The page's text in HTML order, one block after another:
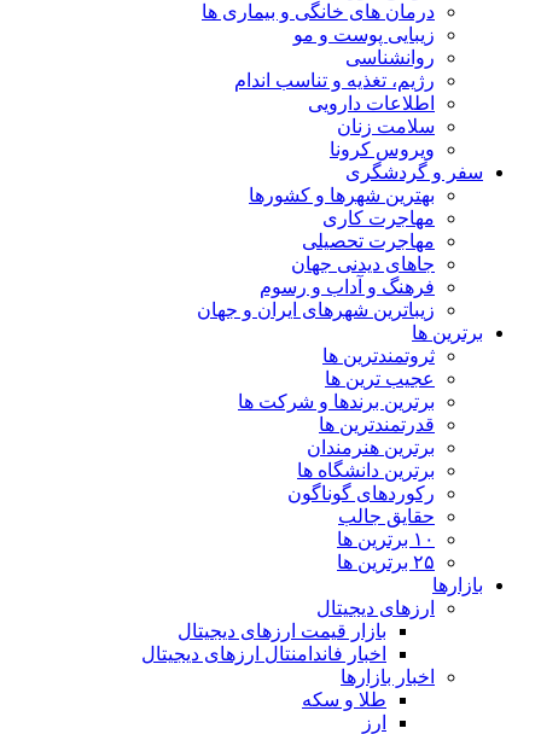
درمان های خانگی و بیماری ها
زیبایی پوست و مو
روانشناسی
رژیم، تغذیه و تناسب اندام
اطلاعات دارویی
سلامت زنان
ویروس کرونا
سفر و گردشگری
بهترین شهرها و کشورها
مهاجرت کاری
مهاجرت تحصیلی
جاهای دیدنی جهان
فرهنگ و آداب و رسوم
زیباترین شهرهای ایران و جهان
برترین ها
ثروتمندترین ها
عجیب ترین ها
برترین برندها و شرکت ها
قدرتمندترین ها
برترین هنرمندان
برترین دانشگاه ها
رکوردهای گوناگون
حقایق جالب
۱۰ برترین ها
۲۵ برترین ها
بازارها
ارزهای دیجیتال
بازار قیمت ارزهای دیجیتال
اخبار فاندامنتال ارزهای دیجیتال
اخبار بازارها
طلا و سکه
ارز